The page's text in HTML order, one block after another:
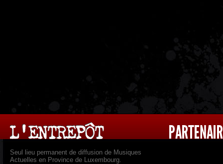
Seul lieu permanent de diffusion de Musiques
Actuelles en Province de Luxembourg.